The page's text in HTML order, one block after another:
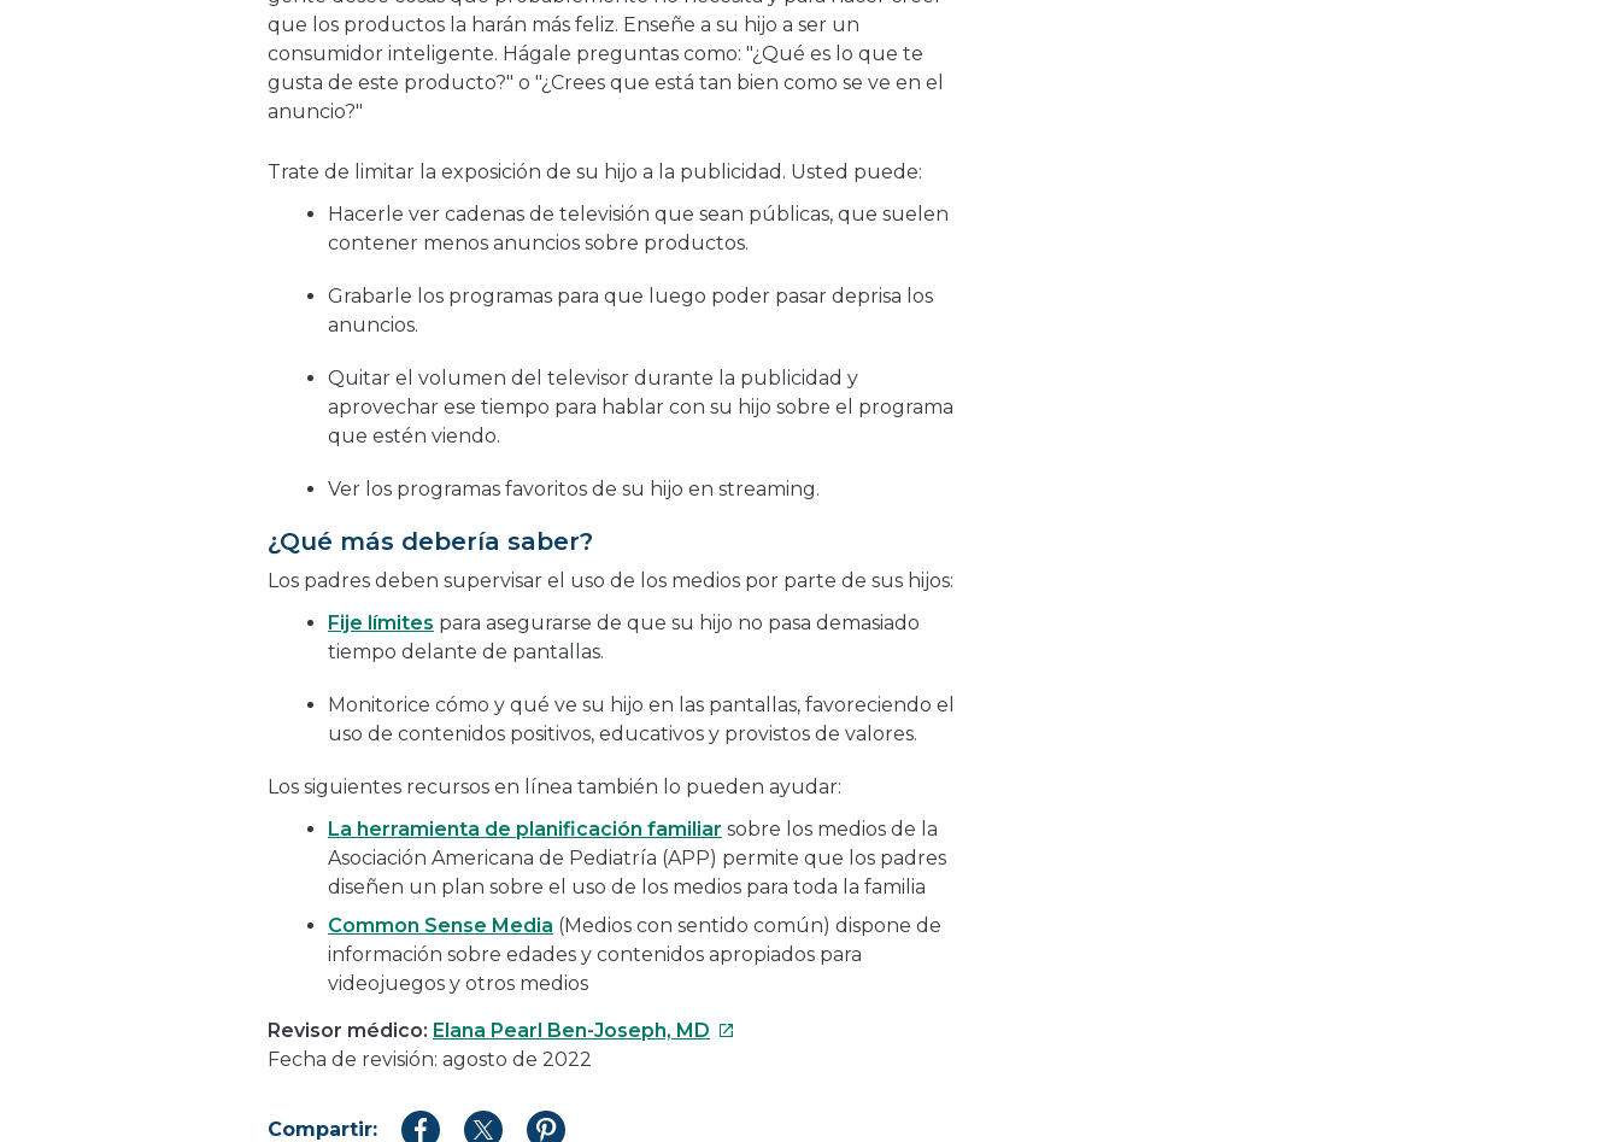
que los productos la harán más feliz. Enseñe a su hijo a ser un
consumidor inteligente. Hágale preguntas como: "¿Qué es lo que te
gusta de este producto?" o "¿Crees que está tan bien como se ve en el
anuncio?"
Trate de limitar la exposición de su hijo a la publicidad. Usted puede:
Hacerle ver cadenas de televisión que sean públicas, que suelen
contener menos anuncios sobre productos.
Grabarle los programas para que luego poder pasar deprisa los
anuncios.
Quitar el volumen del televisor durante la publicidad y
aprovechar ese tiempo para hablar con su hijo sobre el programa
que estén viendo.
Ver los programas favoritos de su hijo en streaming.
¿Qué más debería saber?
Los padres deben supervisar el uso de los medios por parte de sus hijos:
Fije límites para asegurarse de que su hijo no pasa demasiado
tiempo delante de pantallas.
Monitorice cómo y qué ve su hijo en las pantallas, favoreciendo el
uso de contenidos positivos, educativos y provistos de valores.
Los siguientes recursos en línea también lo pueden ayudar:
La herramienta de planificación familiar sobre los medios de la
Asociación Americana de Pediatría (APP) permite que los padres
diseñen un plan sobre el uso de los medios para toda la familia
Common Sense Media (Medios con sentido común) dispone de
información sobre edades y contenidos apropiados para
videojuegos y otros medios
Revisor médico: Elana Pearl Ben-Joseph, MD Este
Fecha de revisión: agosto de 2022
Compartir: